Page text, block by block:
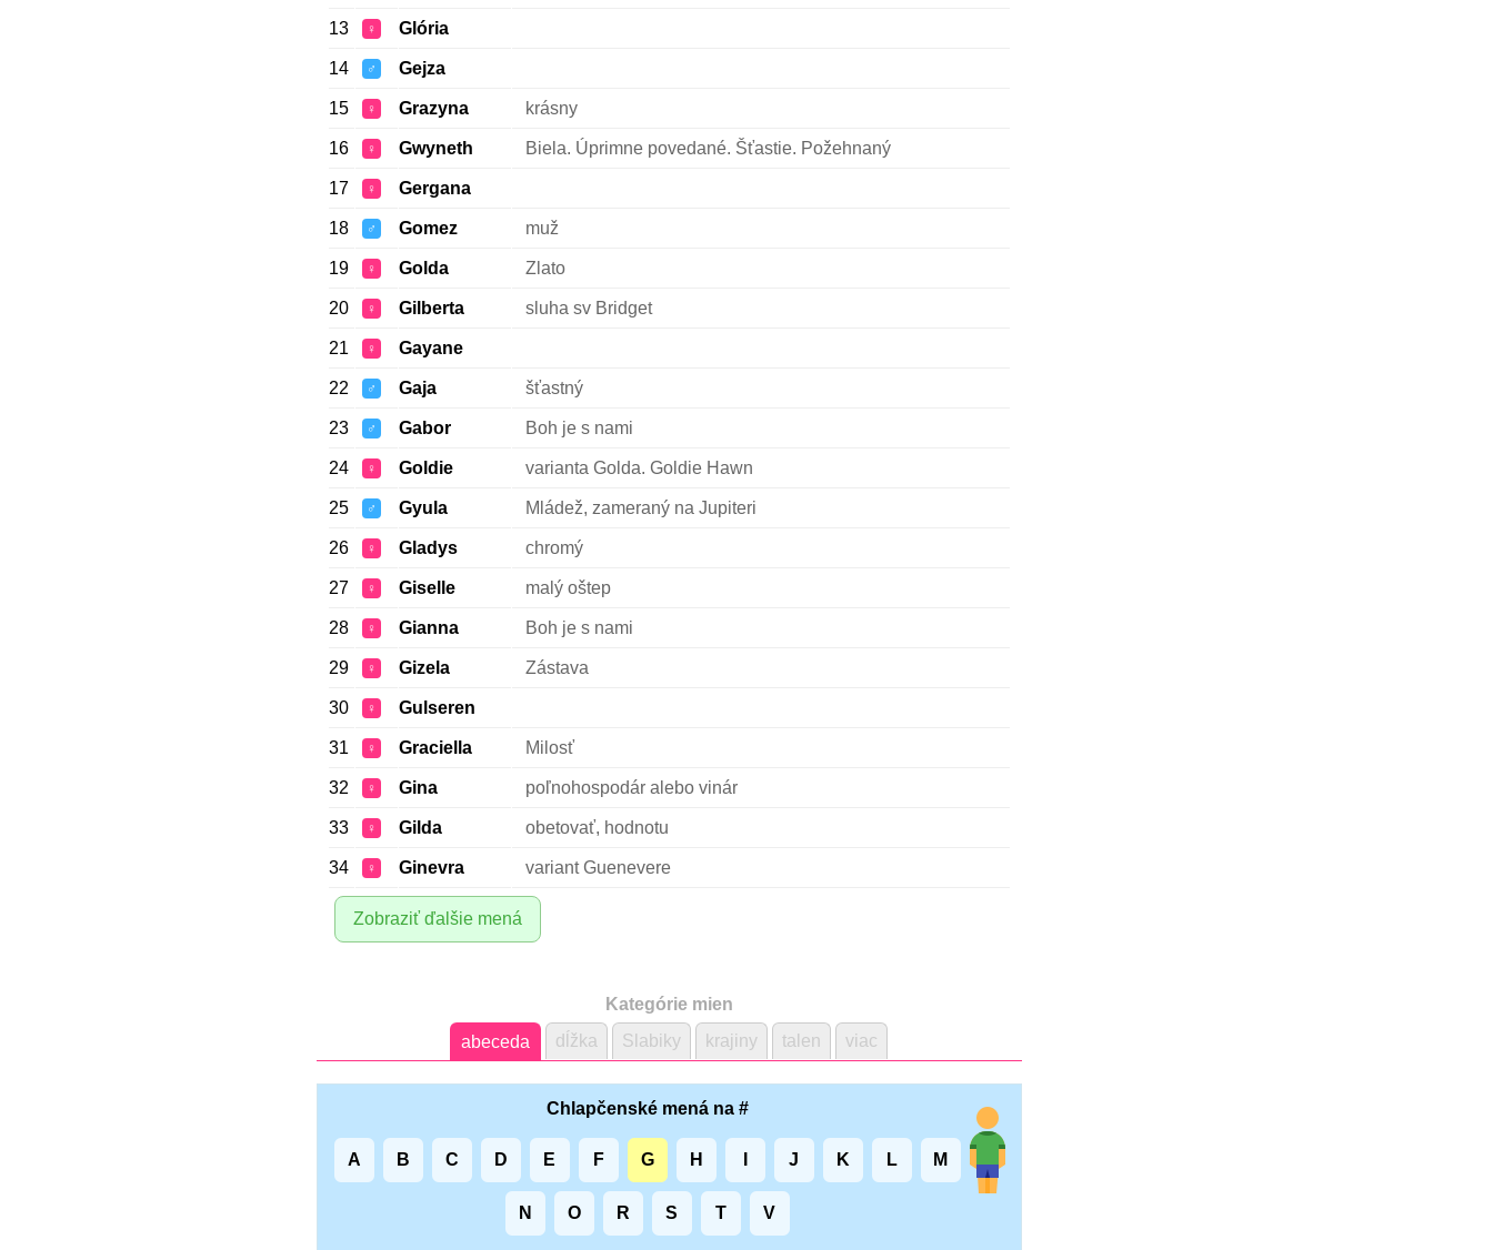
13 ♀ Glória
14 ♂ Gejza
15 ♀ Grazyna krásny
16 ♀ Gwyneth Biela. Úprimne povedané. Šťastie. Požehnaný
17 ♀ Gergana
18 ♂ Gomez muž
19 ♀ Golda Zlato
20 ♀ Gilberta sluha sv Bridget
21 ♀ Gayane
22 ♂ Gaja šťastný
23 ♂ Gabor Boh je s nami
24 ♀ Goldie varianta Golda. Goldie Hawn
25 ♂ Gyula Mládež, zameraný na Jupiteri
26 ♀ Gladys chromý
27 ♀ Giselle malý oštep
28 ♀ Gianna Boh je s nami
29 ♀ Gizela Zástava
30 ♀ Gulseren
31 ♀ Graciella Milosť
32 ♀ Gina poľnohospodár alebo vinár
33 ♀ Gilda obetovať, hodnotu
34 ♀ Ginevra variant Guenevere
Zobraziť ďalšie mená
Kategórie mien
abeceda
dĺžka Slabiky krajiny talen viac
Chlapčenské mená na #
A B C D E F G H J K L M
N O R S T V